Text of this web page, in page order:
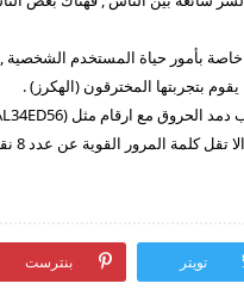
بأمور حياة المستخدم الشخصية ,
بتجربتها المخترقون (الهكرز) .
تويتر بنترست